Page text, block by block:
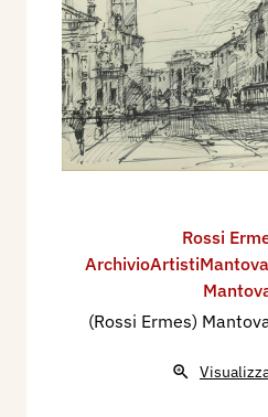
Rossi
(Rossi Ermes)